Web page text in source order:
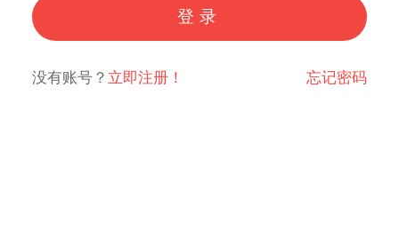
登录
没有账号？ 立即注册！ 忘记密码